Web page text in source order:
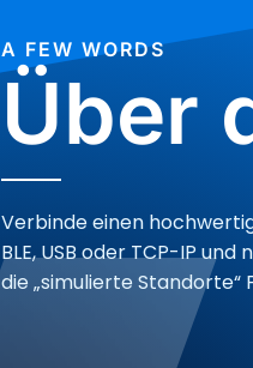
A FEW WORDS
Über
Verbinde einen
BLE, USB oder TCP-IP
die „simulierte Standorte“